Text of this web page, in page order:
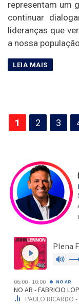
representam um
continuar
lideranças que
a nossa
Paginação
de
1 2 3